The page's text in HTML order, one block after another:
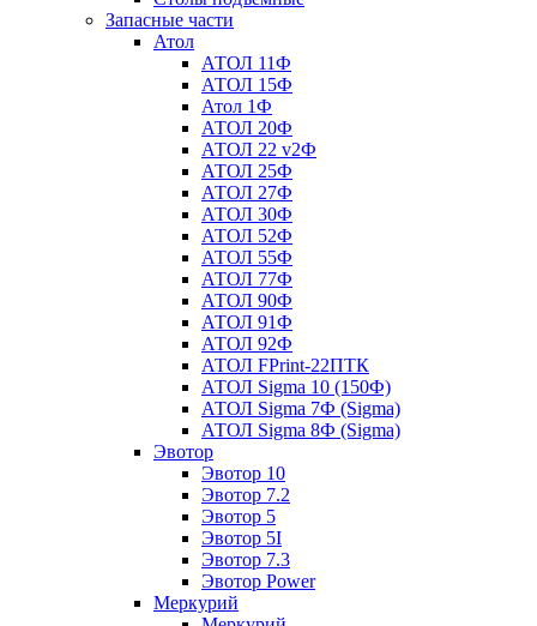
Запасные части
Атол
АТОЛ 11Ф
АТОЛ 15Ф
Атол 1Ф
АТОЛ 20Ф
АТОЛ 22 v2Ф
АТОЛ 25Ф
АТОЛ 27Ф
АТОЛ 30Ф
АТОЛ 52Ф
АТОЛ 55Ф
АТОЛ 77Ф
АТОЛ 90Ф
АТОЛ 91Ф
АТОЛ 92Ф
АТОЛ FPrint-22ПТК
АТОЛ Sigma 10 (150Ф)
АТОЛ Sigma 7Ф (Sigma)
АТОЛ Sigma 8Ф (Sigma)
Эвотор
Эвотор 10
Эвотор 7.2
Эвотор 5
Эвотор 5I
Эвотор 7.3
Эвотор Power
Меркурий